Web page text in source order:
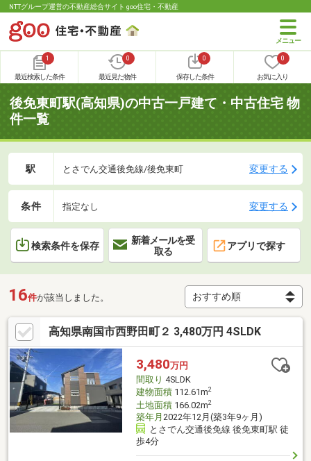
NTTグループ運営の不動産総合サイト goo住宅・不動産
1
最近検索した条件
0
最近見た物件
0
保存した条件
0
お気に入り
後免東町駅(高知県)の中古一戸建て・中古住宅 物
件一覧
駅 とさでん交通後免線/後免東町 変更する
条件 指定なし 変更する
検索条件を保存
新着メールを受
取る
アプリで探す
16件が該当しました。
高知県南国市西野田町２ 3,480万円 4SLDK
3,480万円
間取り 4SLDK
建物面積112.61m2
土地面積166.02m2
築年月 2022年12月(築3年9ヶ月)
とさでん交通後免線 後免東町駅 徒
歩4分